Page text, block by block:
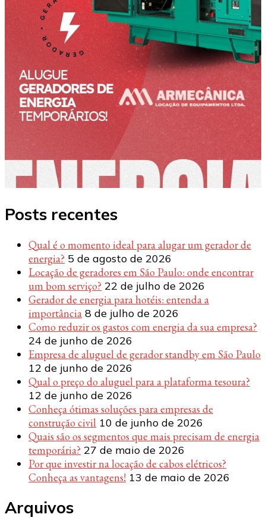
Posts recentes
Qual é o momento ideal para alugar um gerador de
energia? 5 de agosto de 2026
Locação de geradores em São Paulo: onde encontrar
um bom serviço? 22 de julho de 2026
Gerador de energia para hotéis: entenda a
importância 8 de julho de 2026
Como reduzir os gastos com energia da sua empresa?
24 de junho de 2026
Empresa de aluguel de gerador standby em São Paulo
12 de junho de 2026
Qual o preço do aluguel para a plataforma tesoura?
12 de junho de 2026
Conheça ótimas soluções para empresas de
construção civil 10 de junho de 2026
Quais são os segmentos que mais precisam de energia
temporária? 27 de maio de 2026
Por que investir na locação de cabos elétricos?
Conheça as vantagens! 13 de maio de 2026
Arquivos